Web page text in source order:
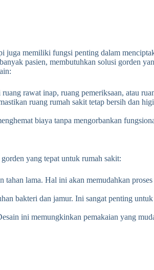
juga memiliki fungsi penting dalam
pasien, membutuhkan solusi gorden
rawat inap, ruang pemeriksaan, atau
ruang rumah sakit tetap bersih dan
biaya tanpa mengorbankan
yang tepat untuk rumah sakit:
lama. Hal ini akan memudahkan
bakteri dan jamur. Ini sangat penting
ini memungkinkan pemakaian yang